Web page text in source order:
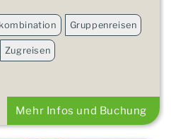
Gruppenreisen
Zugreisen
Mehr Infos und Buchung